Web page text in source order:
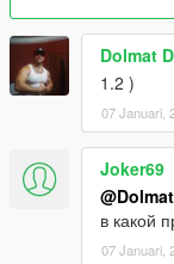
Dolmat
1.2 )
07 Januari,
Joker69
в какой
07 Januari,